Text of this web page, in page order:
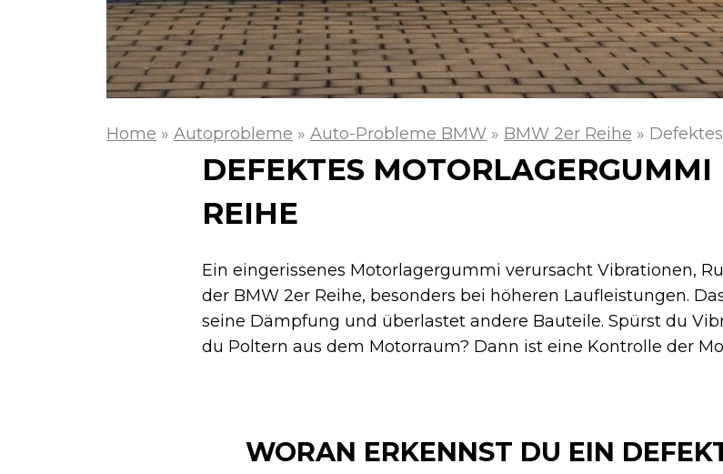
Home » Autoprobleme » Auto-Probleme BMW » BMW 2er Reihe »
DEFEKTES
REIHE
Ein eingerissenes Motorlagergummi verursacht Vibrationen,
der BMW 2er Reihe, besonders bei höheren Laufleistungen.
seine Dämpfung und überlastet andere Bauteile. Spürst du
du Poltern aus dem Motorraum? Dann ist eine Kontrolle der
WORAN ERKENNST DU EIN